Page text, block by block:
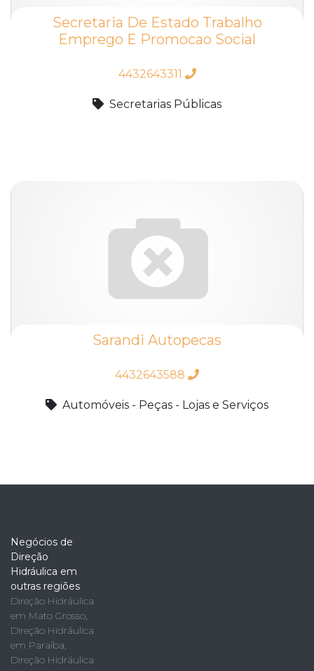
Secretaria De Estado Trabalho
Emprego E Promocao Social
4432643311
Secretarias Públicas
Sarandi Autopecas
4432643588
Automóveis - Peças - Lojas e Serviços
Negócios de
Direção
Hidráulica em
outras regiões
Direção Hidráulica
em Mato Grosso,
Direção Hidráulica
em Paraíba,
Direção Hidráulica